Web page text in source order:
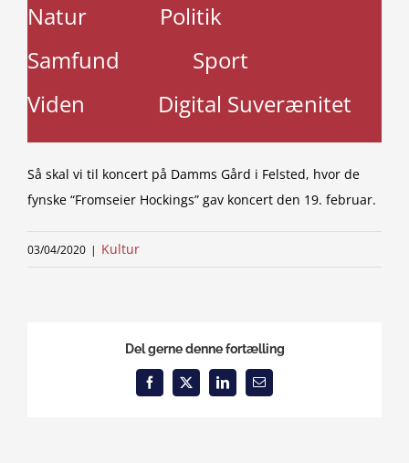
Natur
Politik
Samfund
Sport
Viden
Digital Suverænitet
Så skal vi til koncert på Damms Gård i Felsted, hvor de
fynske “Fromseier Hockings” gav koncert den 19. februar.
03/04/2020 | Kultur
Del gerne denne fortælling
Facebook
X LinkedInEmail